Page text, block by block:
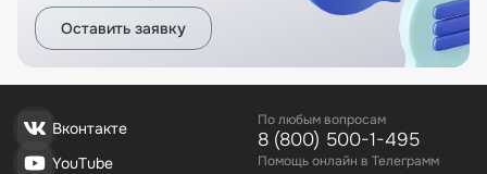
Оставить заявку
Вконтакте
YouTube
По любым вопросам
8 (800) 500-1-495
Помощь онлайн в Телеграмм